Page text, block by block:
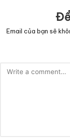
Email của bạn sẽ